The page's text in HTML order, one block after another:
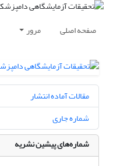
صفحه اصلی مرور
مقالات آماده انتشار
شماره جاری
شماره‌های پیشین نشریه